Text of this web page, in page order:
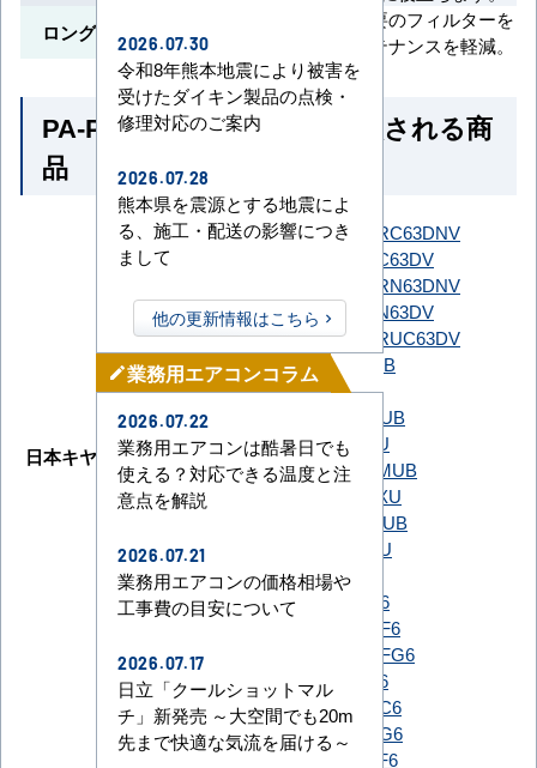
ロングライフフィルター
長期間交換不要のフィルターを
採用し、メンテナンスを軽減。
PA-P63U7SGNB とよく比較される商
品
SSRC63DNT
SSRC63DNV
SSRC63DV
SSRN63DNV
SSRN63DT SSRN63DV
SSRUC63DT
SSRUC63DV
日本キヤリア（旧：東芝）
GUXA063131MUB
GUXA063131XU
GUXA06313J1MUB
GUXA06313J1XU
GUXA06313JP1MUB
GUXA06313JP1XU
GUXA06313P1MUB
GUXA06313P1XU
PLZ-ZRMP63G6
PLZ-ZRMP63GF6
PLZ-ZRMP63HBF6
PLZ-ZRMP63HBFG6
PLZ-ZRMP63HF6
PLZ-ZRMP63HFC6
PLZ-ZRMP63HFG6
PLZ-ZRMP63HLF6
2026.07.30
令和8年熊本地震により被害を
受けたダイキン製品の点検・
修理対応のご案内
2026.07.28
熊本県を震源とする地震によ
る、施工・配送の影響につき
まして
他の更新情報はこちら
mode_edit業務用エアコンコラム
2026.07.22
業務用エアコンは酷暑日でも
使える？対応できる温度と注
意点を解説
2026.07.21
業務用エアコンの価格相場や
工事費の目安について
2026.07.17
日立「クールショットマル
チ」新発売 ～大空間でも20m
先まで快適な気流を届ける～